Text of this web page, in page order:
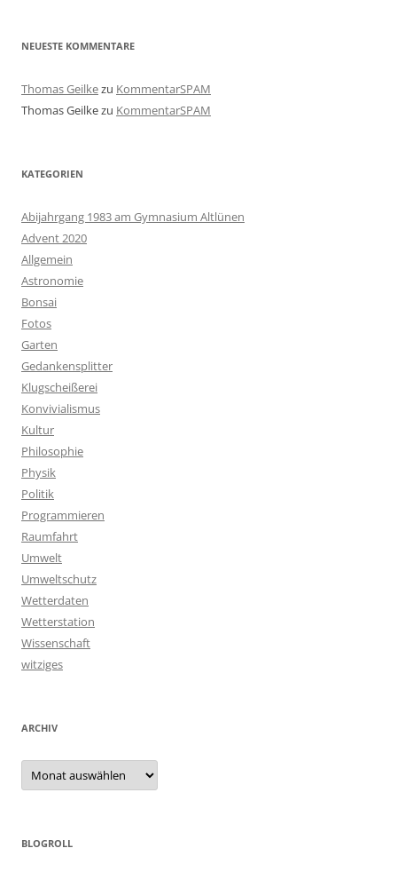
NEUESTE KOMMENTARE
Thomas Geilkezu KommentarSPAM
Thomas Geilkezu KommentarSPAM
KATEGORIEN
Abijahrgang 1983 am Gymnasium Altlünen
Advent 2020
Allgemein
Astronomie
Bonsai
Fotos
Garten
Gedankensplitter
Klugscheißerei
Konvivialismus
Kultur
Philosophie
Physik
Politik
Programmieren
Raumfahrt
Umwelt
Umweltschutz
Wetterdaten
Wetterstation
Wissenschaft
witziges
ARCHIV
Archiv
BLOGROLL